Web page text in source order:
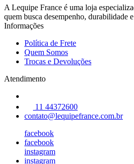
A Lequipe France é uma loja
quem busca desempenho, durabilidade
Informações
Política de Frete
Quem Somos
Trocas e Devoluções
Atendimento
11 44372600
contato@lequipefrance.com.br
facebook
facebook
instagram
instagram